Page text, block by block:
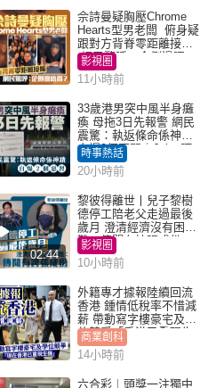
佘詩曼疑胸壓Chrome
Hearts型男老闆 俯身疑
跟對方背脊零距離接觸
網民驚呼：企側邊唔
得？
影視圈
11小時前
33歲港男突中風半身癱
瘓 母拖3日先報警 網民
震驚：執返條命係神蹟
自爆2個惡習｜Juicy叮
時事熱話
20小時前
02:44
黎彼得離世丨兒子黎樹
德停工陪老父走過最後
歲月 澄清經濟沒有困
難：傳聞有誇張成份
影視圈
10小時前
外籍專才據報陸續回流
香港 鍾情低稅率不惜減
薪 帶動寫字樓豪宅及學
位競爭「香港已重現生
機」
商業創科
14小時前
六合彩︱頭獎一注獨中